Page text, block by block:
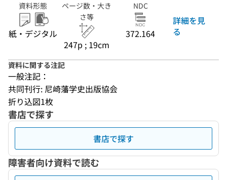
資料形態
紙・デジタル
ページ数・大き
さ等
247p ; 19cm
NDC
372.164
詳細を見
る
資料に関する注記
一般注記：
共同刊行: 尼崎藩学史出版協会
折り込図1枚
書店で探す
書店で探す
障害者向け資料で読む